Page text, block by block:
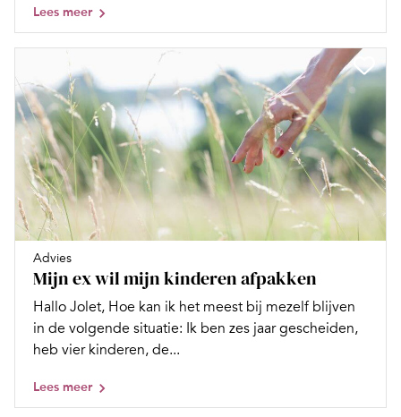
Lees meer
Advies
Mijn ex wil mijn kinderen afpakken
Hallo Jolet, Hoe kan ik het meest bij mezelf blijven
in de volgende situatie: Ik ben zes jaar gescheiden,
heb vier kinderen, de...
Lees meer